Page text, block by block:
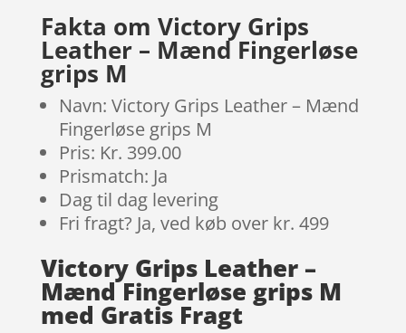
ømmels
er
Fakta om Victory Grips
Leather – Mænd Fingerløse
grips M
Navn: Victory Grips Leather – Mænd
Fingerløse grips M
Pris: Kr. 399.00
Prismatch: Ja
Dag til dag levering
Fri fragt? Ja, ved køb over kr. 499
Victory Grips Leather –
Mænd Fingerløse grips M
med Gratis Fragt